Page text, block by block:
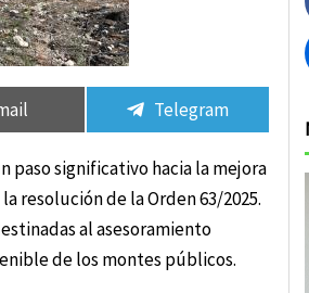
en
Telegram
paso significativo hacia la mejora
resolución de la Orden 63/2025.
al asesoramiento
de los montes públicos.
en